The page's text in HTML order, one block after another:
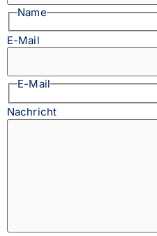
Name
E-Mail
E-Mail
Nachricht